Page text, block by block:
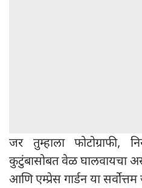
जर तुम्हाला फोटोग्राफी,
कुटुंबासोबत वेळ घालवायचा
आणि एम्प्रेस गार्डन या